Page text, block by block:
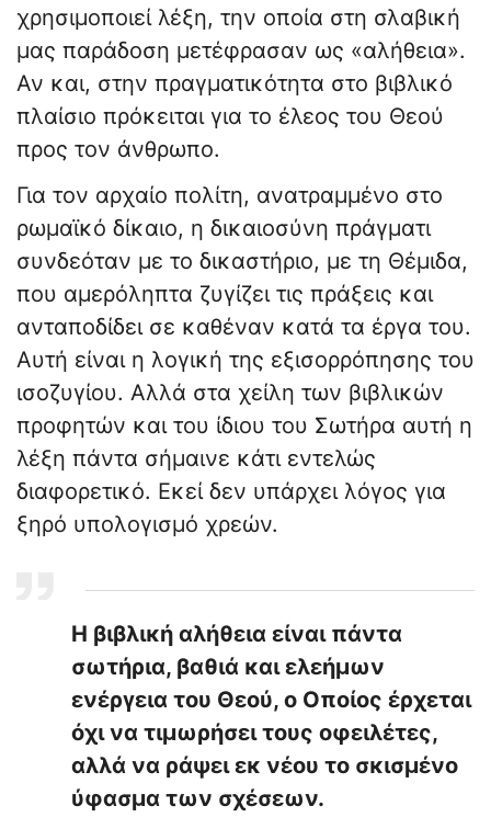
χρησιμοποιεί λέξη, την οποία στη σλαβική
μας παράδοση μετέφρασαν ως «αλήθεια».
Αν και, στην πραγματικότητα στο βιβλικό
πλαίσιο πρόκειται για το έλεος του Θεού
προς τον άνθρωπο.
Για τον αρχαίο πολίτη, ανατραμμένο στο
ρωμαϊκό δίκαιο, η δικαιοσύνη πράγματι
συνδεόταν με το δικαστήριο, με τη Θέμιδα,
που αμερόληπτα ζυγίζει τις πράξεις και
ανταποδίδει σε καθέναν κατά τα έργα του.
Αυτή είναι η λογική της εξισορρόπησης του
ισοζυγίου. Αλλά στα χείλη των βιβλικών
προφητών και του ίδιου του Σωτήρα αυτή η
λέξη πάντα σήμαινε κάτι εντελώς
διαφορετικό. Εκεί δεν υπάρχει λόγος για
ξηρό υπολογισμό χρεών.
Η βιβλική αλήθεια είναι πάντα
σωτήρια, βαθιά και ελεήμων
ενέργεια του Θεού, ο Οποίος έρχεται
όχι να τιμωρήσει τους οφειλέτες,
αλλά να ράψει εκ νέου το σκισμένο
ύφασμα των σχέσεων.